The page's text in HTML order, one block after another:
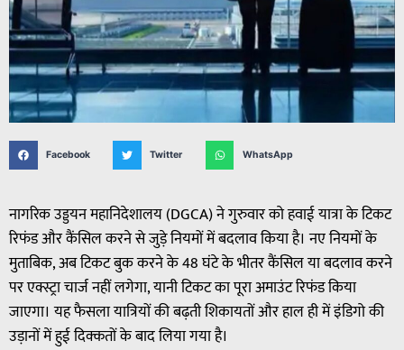
Facebook Twitter WhatsApp
नागरिक उड्डयन महानिदेशालय (DGCA) ने गुरुवार को हवाई यात्रा के टिकट
रिफंड और कैंसिल करने से जुड़े नियमों में बदलाव किया है। नए नियमों के
मुताबिक, अब टिकट बुक करने के 48 घंटे के भीतर कैंसिल या बदलाव करने
पर एक्स्ट्रा चार्ज नहीं लगेगा, यानी टिकट का पूरा अमाउंट रिफंड किया
जाएगा। यह फैसला यात्रियों की बढ़ती शिकायतों और हाल ही में इंडिगो की
उड़ानों में हुई दिक्कतों के बाद लिया गया है।